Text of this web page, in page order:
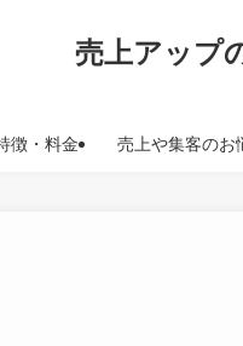
売上アップ
徴・料金 売上や集客のお